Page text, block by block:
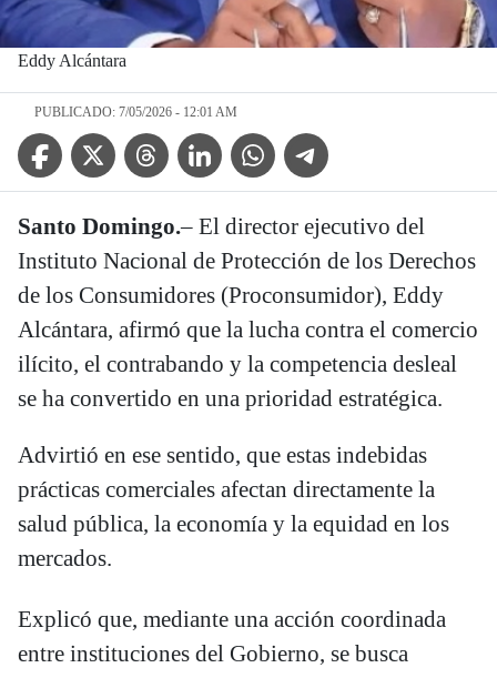
Eddy Alcántara
PUBLICADO: 7/05/2026 - 12:01 AM
Facebook IconTwitter IconThreads IconLinkedin IconWhatsApp IconTelegram Icon
Santo Domingo.– El director ejecutivo del
Instituto Nacional de Protección de los Derechos
de los Consumidores (Proconsumidor), Eddy
Alcántara, afirmó que la lucha contra el comercio
ilícito, el contrabando y la competencia desleal
se ha convertido en una prioridad estratégica.
Advirtió en ese sentido, que estas indebidas
prácticas comerciales afectan directamente la
salud pública, la economía y la equidad en los
mercados.
Explicó que, mediante una acción coordinada
entre instituciones del Gobierno, se busca